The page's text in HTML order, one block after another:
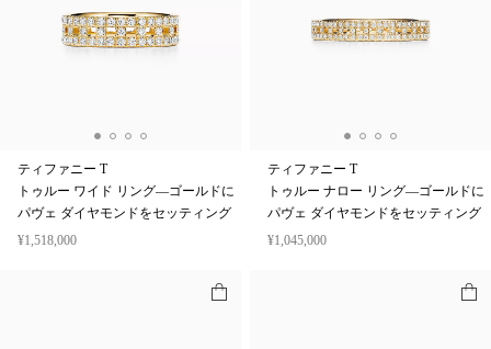
ティファニー T
トゥルー ワイド リング—ゴールドに
パヴェ ダイヤモンドをセッティング
¥1,518,000
ティファニー T
トゥルー ナロー リング—ゴールドに
パヴェ ダイヤモンドをセッティング
¥1,045,000